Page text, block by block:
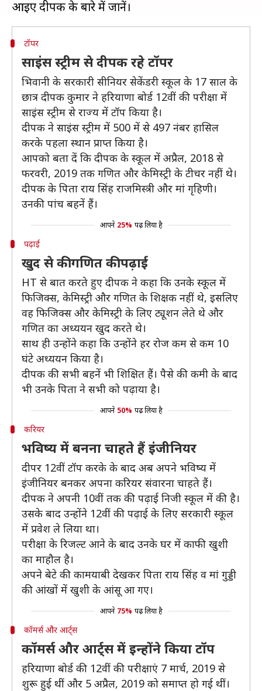
टॉपर
साइंस स्ट्रीम से दीपक रहे टॉपर
भिवानी के सरकारी सीनियर सेकेंडरी स्कूल के 17 साल के
छात्र दीपक कुमार ने हरियाणा बोर्ड 12वीं की परीक्षा में
साइंस स्ट्रीम से राज्य में टॉप किया है।
दीपक ने साइंस स्ट्रीम में 500 में से 497 नंबर हासिल
करके पहला स्थान प्राप्त किया है।
आपको बता दें कि दीपक के स्कूल में अप्रैल, 2018 से
फरवरी, 2019 तक गणित और केमिस्ट्री के टीचर नहीं थे।
दीपक के पिता राय सिंह राजमिस्त्री और मां गृहिणी।
उनकी पांच बहनें हैं।
आपने 25% पढ़ लिया है
पढ़ाई
खुद से की गणित की पढ़ाई
HT से बात करते हुए दीपक ने कहा कि उनके स्कूल में
फिजिक्स, केमिस्ट्री और गणित के शिक्षक नहीं थे, इसलिए
वह फिजिक्स और केमिस्ट्री के लिए ट्यूशन लेते थे और
गणित का अध्ययन खुद करते थे।
साथ ही उन्होंने कहा कि उन्होंने हर रोज कम से कम 10
घंटे अध्ययन किया है।
दीपक की सभी बहनें भी शिक्षित हैं। पैसे की कमी के बाद
भी उनके पिता ने सभी को पढ़ाया है।
आपने 50% पढ़ लिया है
करियर
भविष्य में बनना चाहते हैं इंजीनियर
दीपर 12वीं टॉप करके के बाद अब अपने भविष्य में
इंजीनियर बनकर अपना करियर संवारना चाहते हैं।
दीपक ने अपनी 10वीं तक की पढ़ाई निजी स्कूल में की है।
उसके बाद उन्होंने 12वीं की पढ़ाई के लिए सरकारी स्कूल
में प्रवेश ले लिया था।
परीक्षा के रिजल्ट आने के बाद उनके घर में काफी खुशी
का माहौल है।
अपने बेटे की कामयाबी देखकर पिता राय सिंह व मां गुड्डी
की आंखों में खुशी के आंसू आ गए।
आपने 75% पढ़ लिया है
कॉमर्स और आर्ट्स
कॉमर्स और आर्ट्स में इन्होंने किया टॉप
हरियाणा बोर्ड की 12वीं की परीक्षाएं 7 मार्च, 2019 से
शुरू हुई थीं और 5 अप्रैल, 2019 को समाप्त हो गई थीं।